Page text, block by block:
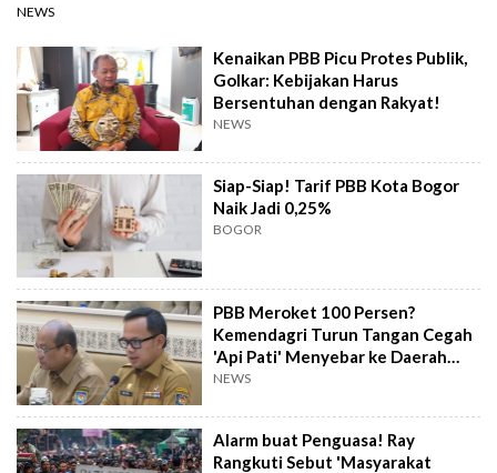
NEWS
Kenaikan PBB Picu Protes Publik,
Golkar: Kebijakan Harus
Bersentuhan dengan Rakyat!
NEWS
Siap-Siap! Tarif PBB Kota Bogor
Naik Jadi 0,25%
BOGOR
PBB Meroket 100 Persen?
Kemendagri Turun Tangan Cegah
'Api Pati' Menyebar ke Daerah
Lain
NEWS
Alarm buat Penguasa! Ray
Rangkuti Sebut 'Masyarakat